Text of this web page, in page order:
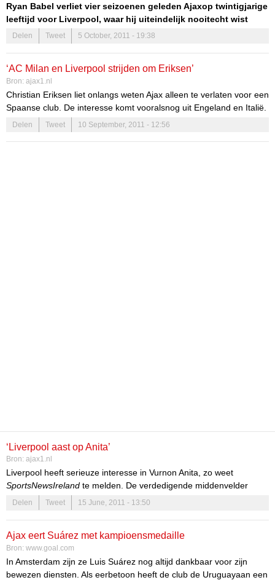
Ryan Babel verliet vier seizoenen geleden Ajaxop twintigjarige
leeftijd voor Liverpool, waar hij uiteindelijk nooitecht wist
door te breken. Achteraf heeft de 24-jarige Nederlander
geenspijt van zijn keuze om naar Engeland te vertrekken.
Delen Tweet 5 October, 2011 - 19:38
‘AC Milan en Liverpool strijden om Eriksen’
Bron: ajax1.nl
Christian Eriksen liet onlangs weten Ajax alleen te verlaten voor een
Spaanse club. De interesse komt vooralsnog uit Engeland en Italië.
AC Milan en Liverpool zouden strijden om de handtekening van de
jonge Deen, aldus
Delen Tweet 10 September, 2011 - 12:56
‘Liverpool aast op Anita’
Bron: ajax1.nl
Liverpool heeft serieuze interesse in Vurnon Anita, zo weet
SportsNewsIreland te melden. De verdedigende middenvelder
verlengde onlangs zijn contract bij Ajax, met daarin een
gelimiteerde transfersom van 14 miljoen euro.
Arsenal en Tottenham Hotspur zouden ook interesse hebben in
Anita, maar wilden niet aan de vraagprijs willen voldoen. Liverpool
schijnt dus deze prijs wel te overwegen.
Delen Tweet 15 June, 2011 - 13:50
Ajax eert Suárez met kampioensmedaille
Bron: www.goal.com
In Amsterdam zijn ze Luis Suárez nog altijd dankbaar voor zijn
bewezen diensten. Als eerbetoon heeft de club de Uruguayaan een